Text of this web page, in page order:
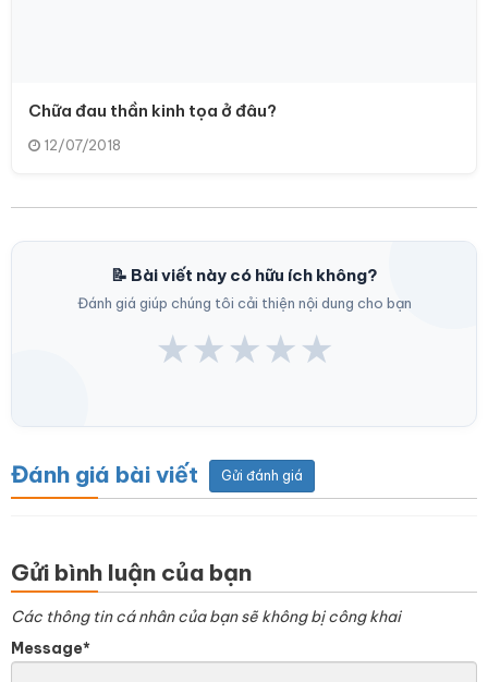
Chữa đau thần kinh tọa ở đâu?
12/07/2018
📝 Bài viết này có hữu ích không?
Đánh giá giúp chúng tôi cải thiện nội dung cho bạn
★★★★★
Đánh giá bài viết Gửi đánh giá
Gửi bình luận của bạn
Các thông tin cá nhân của bạn sẽ không bị công khai
Message*